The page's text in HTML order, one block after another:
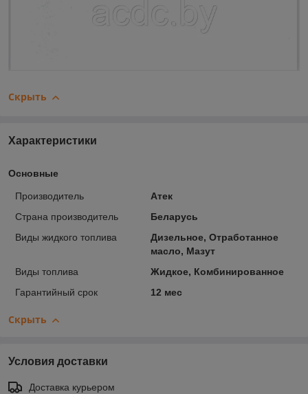
Скрыть
Характеристики
Основные
Производитель
Атек
Страна производитель
Беларусь
Виды жидкого топлива
Дизельное, Отработанное
масло, Мазут
Виды топлива
Жидкое, Комбинированное
Гарантийный срок
12 мес
Скрыть
Условия доставки
Доставка курьером